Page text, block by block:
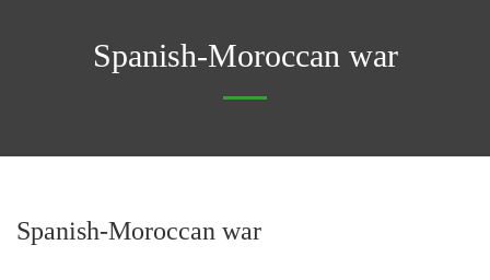
Spanish-Moroccan war
Spanish-Moroccan war